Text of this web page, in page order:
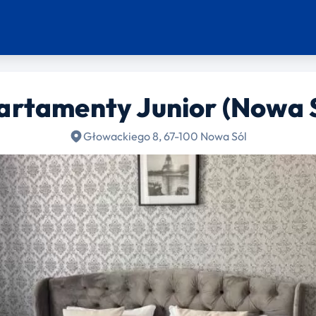
Junior (Nowa
Głowackiego 8, 67-100 Nowa Sól